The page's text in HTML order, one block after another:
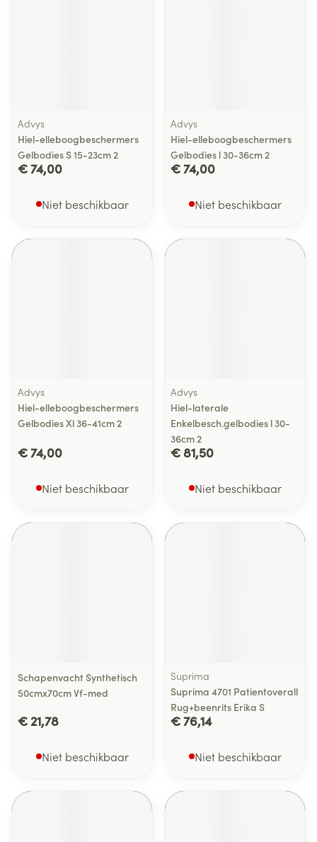
Advys
Hiel-elleboogbeschermers
Gelbodies S 15-23cm 2
€ 74,00
Niet beschikbaar
Advys
Hiel-elleboogbeschermers
Gelbodies l 30-36cm 2
€ 74,00
Niet beschikbaar
Advys
Hiel-elleboogbeschermers
Gelbodies Xl 36-41cm 2
€ 74,00
Niet beschikbaar
Advys
Hiel-laterale
Enkelbesch.gelbodies l 30-
36cm 2
€ 81,50
Niet beschikbaar
Schapenvacht Synthetisch
50cmx70cm Vf-med
€ 21,78
Niet beschikbaar
Suprima
Suprima 4701 Patientoverall
Rug+beenrits Erika S
€ 76,14
Niet beschikbaar